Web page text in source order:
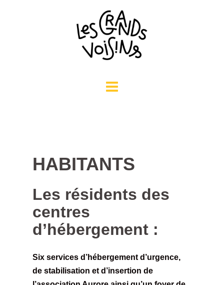
HABITANTS
Les résidents des
centres
d’hébergement :
Six services d’hébergement d’urgence,
de stabilisation et d’insertion de